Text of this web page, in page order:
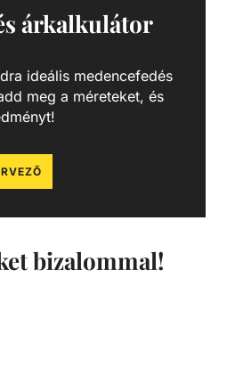
bizalommal!
árkalkulátor
ideális medencefedés
meg a méreteket, és